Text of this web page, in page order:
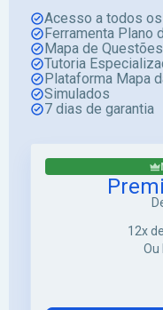
Acesso a todos
Ferramenta Plano
Mapa de Questões
Tutoria
Plataforma Mapa
Simulados
7 dias de garantia
12x de
Ou